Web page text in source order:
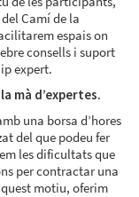
Camí de la
espais on
consells i suport
expert.
mà d’expertes.
una borsa d’hores
del que podeu fer
les dificultats que
per contractar una
motiu, oferim